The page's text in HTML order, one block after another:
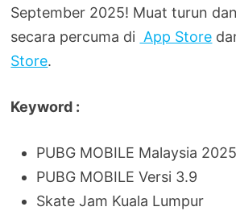
September 2025! Muat turun
secara percuma di App Store
Store.
Keyword :
PUBG MOBILE Malaysia 2025
PUBG MOBILE Versi 3.9
Skate Jam Kuala Lumpur